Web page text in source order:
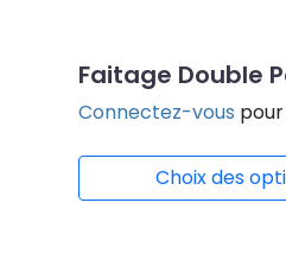
Faitage Double
Connectez-vous
Choix des